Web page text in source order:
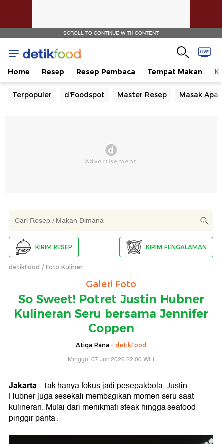
SCROLL TO CONTINUE WITH CONTENT
Home Resep Resep Pembaca Tempat Makan
Terpopuler d'Foodspot Master Resep Masak Apa
KIRIM RESEP KIRIM PENGALAMAN
detikFood Foto Kuliner
Galeri Foto
So Sweet! Potret Justin Hubner
Kulineran Seru bersama Jennifer
Coppen
Atiqa Rana - detikFood
Minggu, 07 Jun 2026 22:00 WIB
Jakarta- Tak hanya fokus jadi pesepakbola, Justin
Hubner juga sesekali membagikan momen seru saat
kulineran. Mulai dari menikmati steak hingga seafood
pinggir pantai.